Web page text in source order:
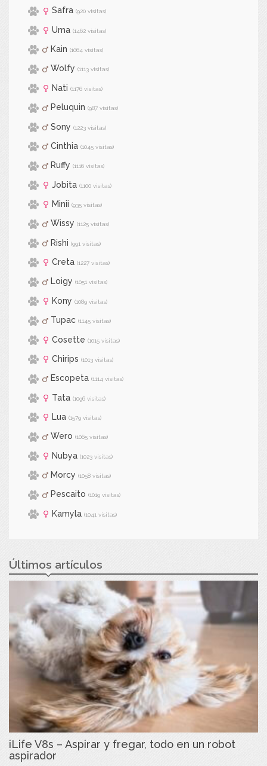
Safra (920 visitas)
Uma (1462 visitas)
Kain (1064 visitas)
Wolfy (1113 visitas)
Nati (1176 visitas)
Peluquin (987 visitas)
Sony (1223 visitas)
Cinthia (1045 visitas)
Ruffy (1116 visitas)
Jobita (1100 visitas)
Minii (935 visitas)
Wissy (1125 visitas)
Rishi (991 visitas)
Creta (1227 visitas)
Loigy (1051 visitas)
Kony (1089 visitas)
Tupac (1145 visitas)
Cosette (1015 visitas)
Chirips (1013 visitas)
Escopeta (1114 visitas)
Tata (1096 visitas)
Lua (1579 visitas)
Wero (1065 visitas)
Nubya (1023 visitas)
Morcy (1058 visitas)
Pescaito (1019 visitas)
Kamyla (1041 visitas)
Últimos artículos
iLife V8s – Aspirar y fregar, todo en un robot
aspirador